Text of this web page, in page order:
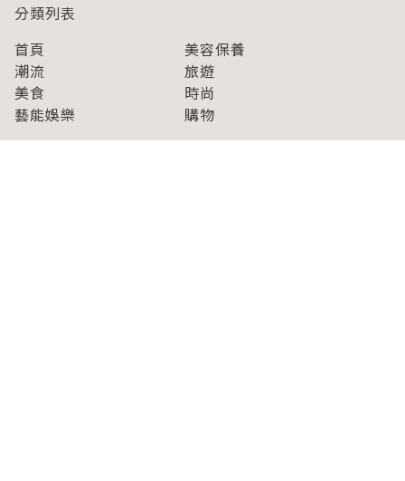
分類列表
首頁
美容保養
潮流
旅遊
美食
時尚
藝能娛樂
購物